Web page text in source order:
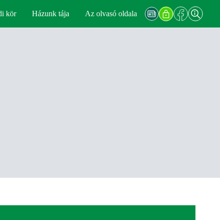
kör Házunk tája Az olvasó oldala